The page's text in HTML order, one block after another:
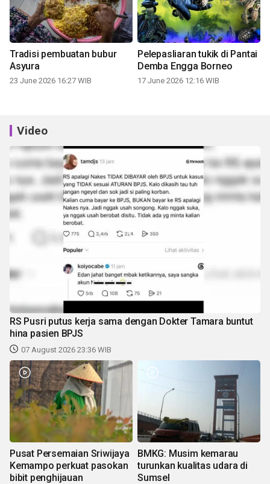
Tradisi pembuatan bubur
Asyura
23 June 2026 16:27 WIB
Pelepasliaran tukik di Pantai
Demba Engga Borneo
17 June 2026 12:16 WIB
Video
RS Pusri putus kerja sama dengan Dokter Tamara buntut
hina pasien BPJS
07 August 2026 23:36 WIB
Pusat Persemaian Sriwijaya
Kemampo perkuat pasokan
bibit penghijauan
BMKG: Musim kemarau
turunkan kualitas udara di
Sumsel